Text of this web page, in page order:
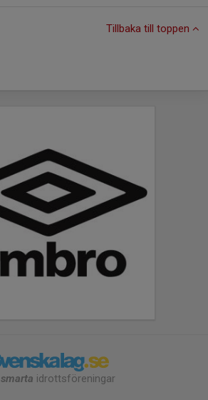
Tillbaka till toppen
smarta idrottsföreningar